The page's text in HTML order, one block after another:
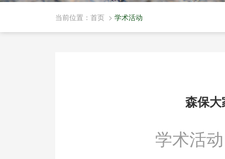
当前位置： 首页 > 学术活动
森保
学术活动